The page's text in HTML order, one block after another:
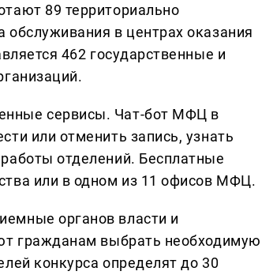
89 территориально
обслуживания в центрах оказания
462 государственные и
сервисы. Чат-бот МФЦ в
или отменить запись, узнать
отделений. Бесплатные
или в одном из 11 офисов МФЦ.
органов власти и
гражданам выбрать необходимую
конкурса определят до 30